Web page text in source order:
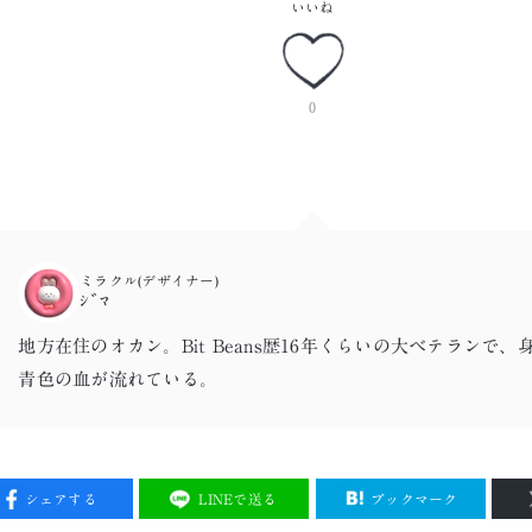
いいね
0
ミラクル(デザイナー)
ｼﾞﾏ
地方在住のオカン。Bit Beans歴16年くらいの大ベテランで、
青色の血が流れている。
シェアする LINEで送る ブックマーク